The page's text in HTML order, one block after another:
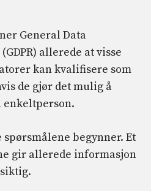
General Data
allerede at visse
kan kvalifisere som
de gjør det mulig å
begynner. Et
gir allerede informasjon